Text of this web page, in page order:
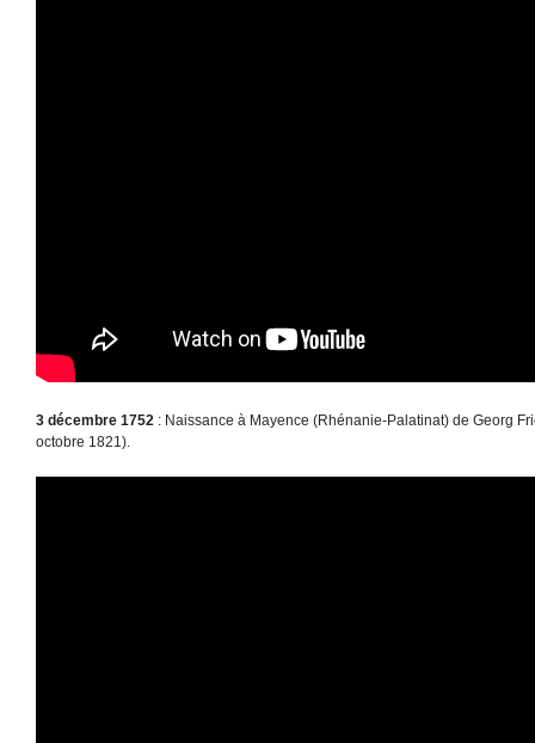
3 décembre 1752 : Naissance à Mayence (Rhénanie-Palatinat) de Georg
octobre 1821).